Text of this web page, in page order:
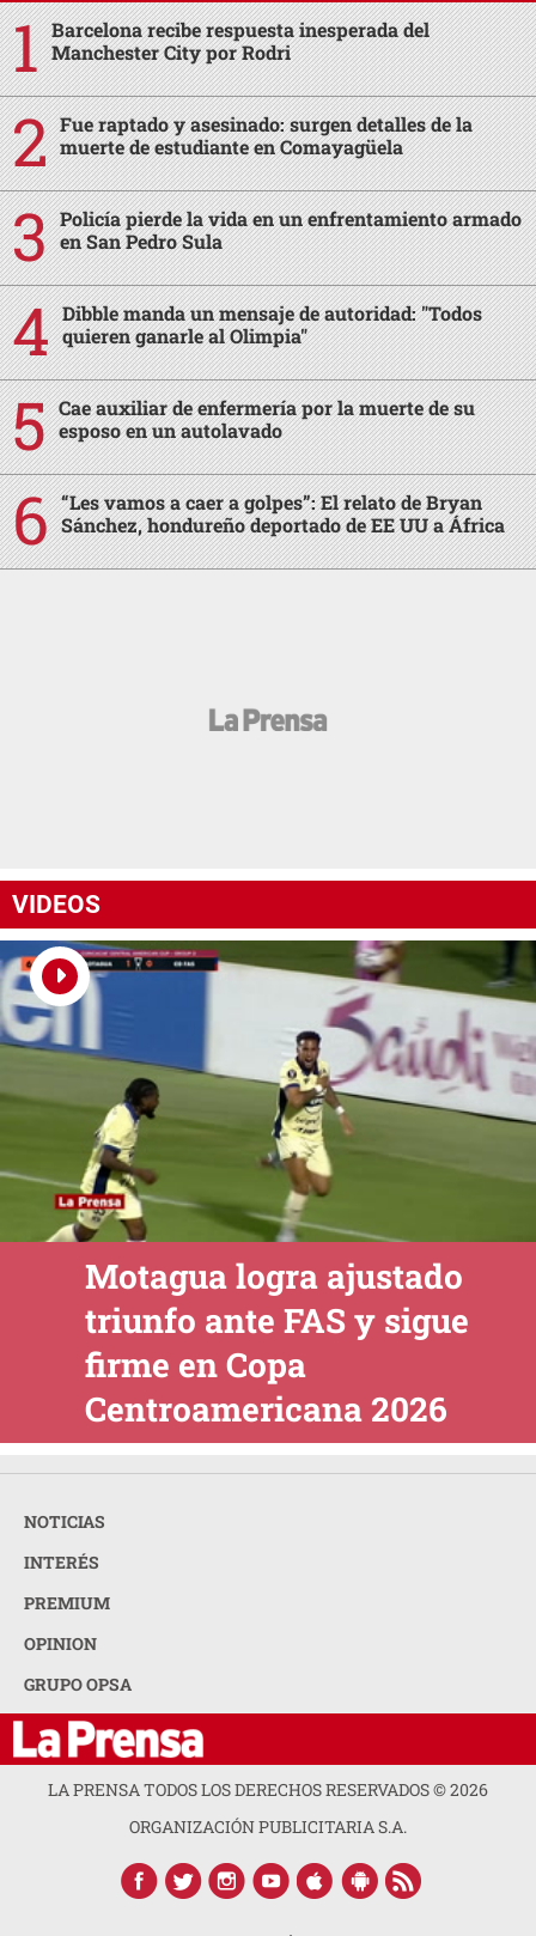
Barcelona recibe respuesta inesperada del
Manchester City por Rodri
Fue raptado y asesinado: surgen detalles de la
muerte de estudiante en Comayagüela
Policía pierde la vida en un enfrentamiento armado
en San Pedro Sula
Dibble manda un mensaje de autoridad: "Todos
quieren ganarle al Olimpia"
Cae auxiliar de enfermería por la muerte de su
esposo en un autolavado
“Les vamos a caer a golpes”: El relato de Bryan
Sánchez, hondureño deportado de EE UU a África
VIDEOS
Motagua logra ajustado
triunfo ante FAS y sigue
firme en Copa
Centroamericana 2026
NOTICIAS
INTERÉS
PREMIUM
OPINION
GRUPO OPSA
LA PRENSA TODOS LOS DERECHOS RESERVADOS ©2026
ORGANIZACIÓN PUBLICITARIA S.A.